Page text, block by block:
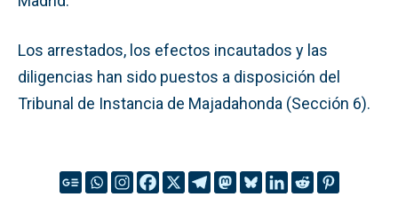
Los arrestados, los efectos incautados y las
diligencias han sido puestos a disposición del
Tribunal de Instancia de Majadahonda (Sección 6).